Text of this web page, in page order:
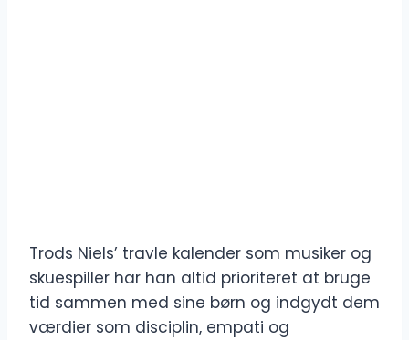
Trods Niels’ travle kalender som musiker og
skuespiller har han altid prioriteret at bruge
tid sammen med sine børn og indgydt dem
værdier som disciplin, empati og